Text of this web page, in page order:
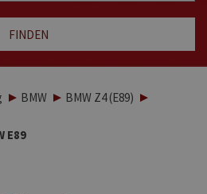
FINDEN
BMW BMW Z4 (E89)
E89